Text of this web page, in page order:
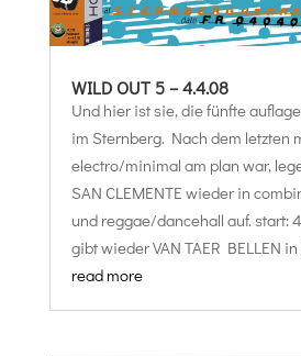
WILD OUT 5 – 4.4.08
Und hier ist sie, die fünfte
im Sternberg. Nach dem letzten
electro/minimal am plan war,
SAN CLEMENTE wieder in
und reggae/dancehall auf. start:
gibt wieder VAN TAER BELLEN
read more